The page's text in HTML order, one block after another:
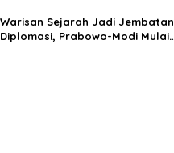
Warisan Sejarah Jadi Jembatan
Diplomasi, Prabowo-Modi Mulai